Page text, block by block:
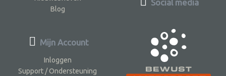
Blog
Social media
Mijn Account
Inloggen
Support / Ondersteuning